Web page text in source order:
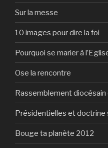
Sur la messe
10 images pour dire la foi
Pourquoi se marier à
Ose la rencontre
Rassemblement diocésain
Présidentielles et doctrine
Bouge ta planète 2012